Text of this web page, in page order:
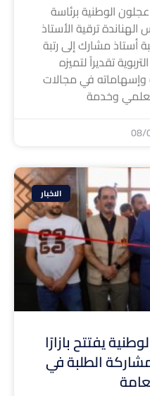
الوطنية برئاسة
ترقية الأستاذ
أستاذ مشارك إلى رتبة
تقديراً لتميزه
وإسهاماته في مجالات
وخدمة
08/
الاخبار
يفتتح بازارًا
الطلبة في